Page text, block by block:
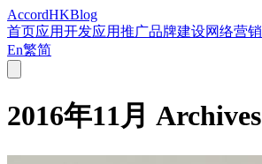
AccordHKBlog
首页应用开发应用推广品牌建设网络营销
En繁简
2016年11月 Archives